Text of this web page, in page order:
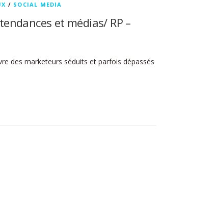
/ SOCIAL MEDIA
et médias/ RP –
des marketeurs séduits et parfois dépassés